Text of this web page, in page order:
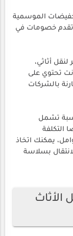
الموسمية
تقدم خصومات في
أثاثي،
تحتوي على
بالشركات
تشمل
التكلفة
يمكنك اتخاذ
بسلاسة
الأثاث